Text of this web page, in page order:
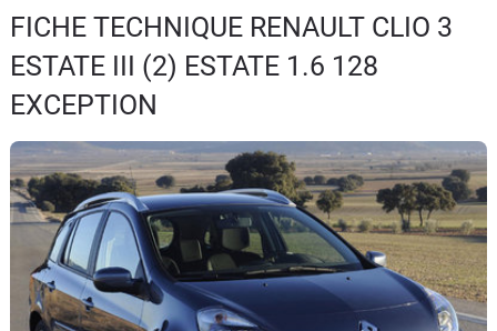
Essais
Guide
d'achat
Electriques
Utilitaires
Flottes
Auto
FICHE TECHNIQUE RENAULT CLIO 3
ESTATE III (2) ESTATE 1.6 128
EXCEPTION